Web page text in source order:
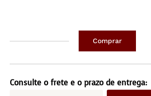
inteiro
Comp/2,10M
Comprar
Consulte o frete e o prazo de entrega: